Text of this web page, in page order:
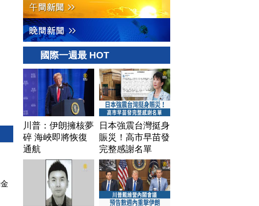
國際一週最 HOT
川普：伊朗擁核夢
碎 海峽即將恢復
通航
日本強震台灣挺身
賑災！高市早苗發
完整感謝名單